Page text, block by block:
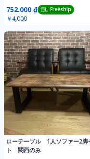
752.000 ₫ Freeship
￥4,000
ローテーブル 1人ソファー2脚
ト 関西のみ